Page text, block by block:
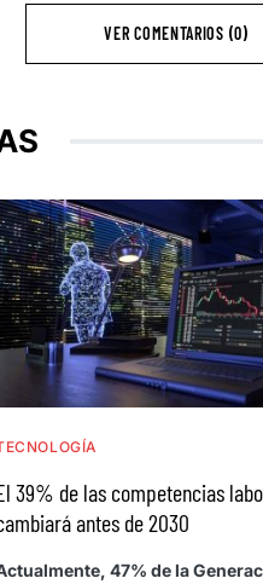
VER COMENTARIOS (0)
39% de las competencias
antes de 2030
47% de la